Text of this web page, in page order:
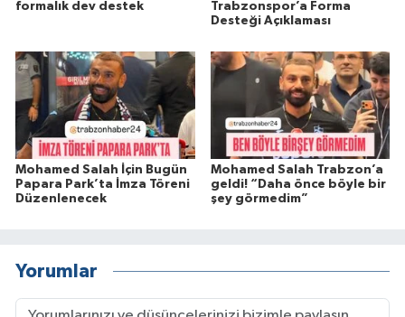
formalık dev destek
Trabzonspor’a Forma
Desteği Açıklaması
Mohamed Salah İçin Bugün
Papara Park’ta İmza Töreni
Düzenlenecek
Mohamed Salah Trabzon’a
geldi! “Daha önce böyle bir
şey görmedim”
Yorumlar